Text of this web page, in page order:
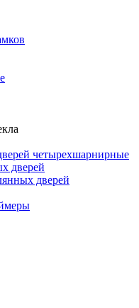
четырехшарнирные
дверей
дверей